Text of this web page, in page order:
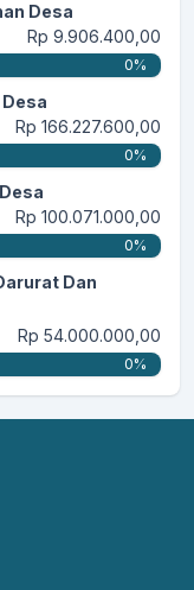
Desa
Rp 9.906.400,00
0%
Rp 166.227.600,00
0%
Rp 100.071.000,00
0%
Dan
Rp 54.000.000,00
0%